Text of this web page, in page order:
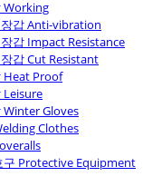
Working
갑 Anti-vibration
갑 Impact Resistance
갑 Cut Resistant
Heat Proof
Leisure
Winter Gloves
Clothes
구 Protective Equipment